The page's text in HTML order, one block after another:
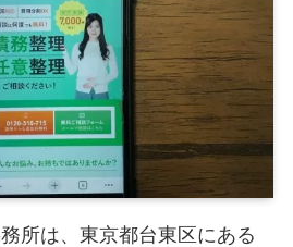
所は、東京都台東区にある